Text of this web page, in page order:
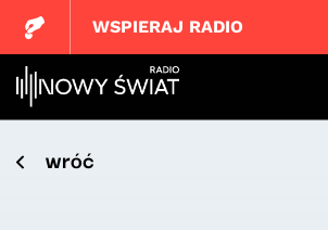
WSPIERAJ RADIO
wróć